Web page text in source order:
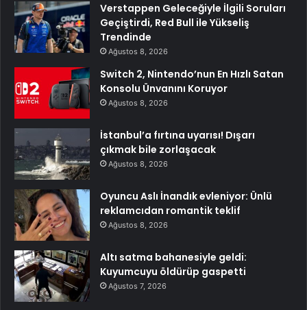
Verstappen Geleceğiyle İlgili Soruları
Geçiştirdi, Red Bull ile Yükseliş
Trendinde
Ağustos 8, 2026
Switch 2, Nintendo’nun En Hızlı Satan
Konsolu Ünvanını Koruyor
Ağustos 8, 2026
İstanbul’a fırtına uyarısı! Dışarı
çıkmak bile zorlaşacak
Ağustos 8, 2026
Oyuncu Aslı İnandık evleniyor: Ünlü
reklamcıdan romantik teklif
Ağustos 8, 2026
Altı satma bahanesiyle geldi:
Kuyumcuyu öldürüp gaspetti
Ağustos 7, 2026